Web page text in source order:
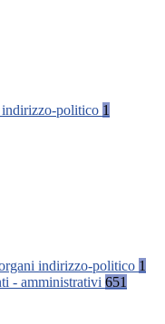
politico 1
indirizzo-politico 1
- amministrativi 651